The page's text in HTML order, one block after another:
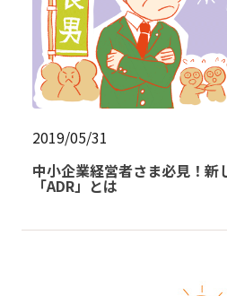
2019/05/31
中小企業経営者さま必見！新
「ADR」とは